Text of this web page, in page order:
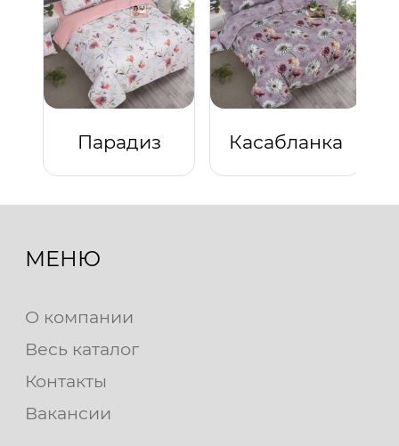
Парадиз Касабланка
МЕНЮ
О компании
Весь каталог
Контакты
Вакансии